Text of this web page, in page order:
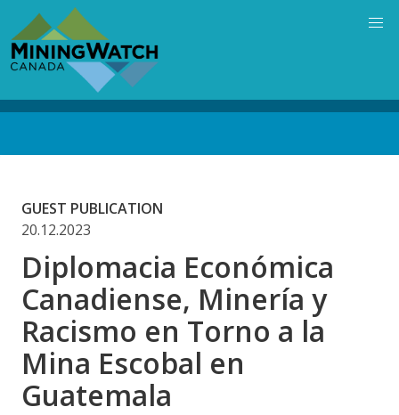
main
content
GUEST PUBLICATION
20.12.2023
Diplomacia Económica
Canadiense, Minería y
Racismo en Torno a la
Mina Escobal en
Guatemala